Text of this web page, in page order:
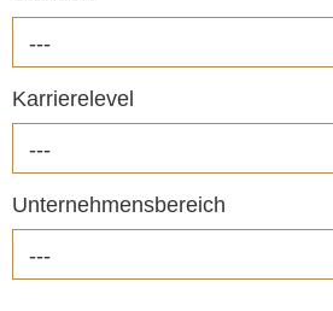
---
Karrierelevel
---
Unternehmensbereich
---